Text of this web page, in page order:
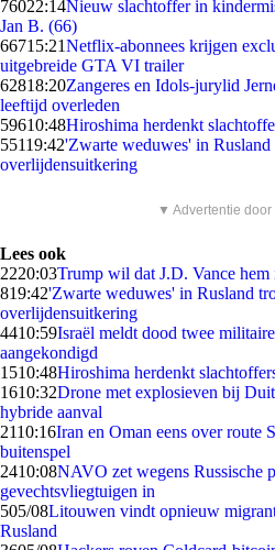
76022:14Nieuw slachtoffer in
Jan B. (66)
66715:21Netflix-abonnees krijgen
uitgebreide GTA VI trailer
62818:20Zangeres en Idols-jurylid
leeftijd overleden
59610:48Hiroshima herdenkt
55119:42'Zwarte weduwes' in
overlijdensuitkering
▼ Advertentie door
Lees ook
2220:03Trump wil dat J.D. Vance
819:42'Zwarte weduwes' in Rusland
overlijdensuitkering
4410:59Israël meldt dood twee
aangekondigd
1510:48Hiroshima herdenkt
1610:32Drone met explosieven bij
hybride aanval
2110:16Iran en Oman eens over route
buitenspel
2410:08NAVO zet wegens Russische
gevechtsvliegtuigen in
505/08Litouwen vindt opnieuw
Rusland